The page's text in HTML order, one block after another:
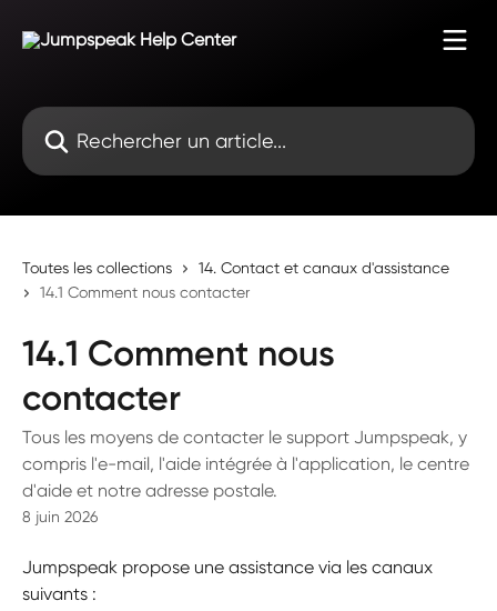
Rechercher un article...
Toutes les collections
14. Contact et canaux d'assistance
14.1 Comment nous contacter
14.1 Comment nous
contacter
Tous les moyens de contacter le support Jumpspeak, y
compris l'e-mail, l'aide intégrée à l'application, le centre
d'aide et notre adresse postale.
8 juin 2026
Jumpspeak propose une assistance via les canaux
suivants :